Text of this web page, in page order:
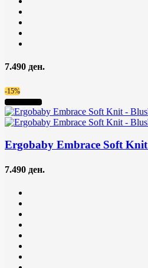
7.490 ден.
-15%
Нема на залиха
Ergobaby Embrace Soft Knit
7.490 ден.